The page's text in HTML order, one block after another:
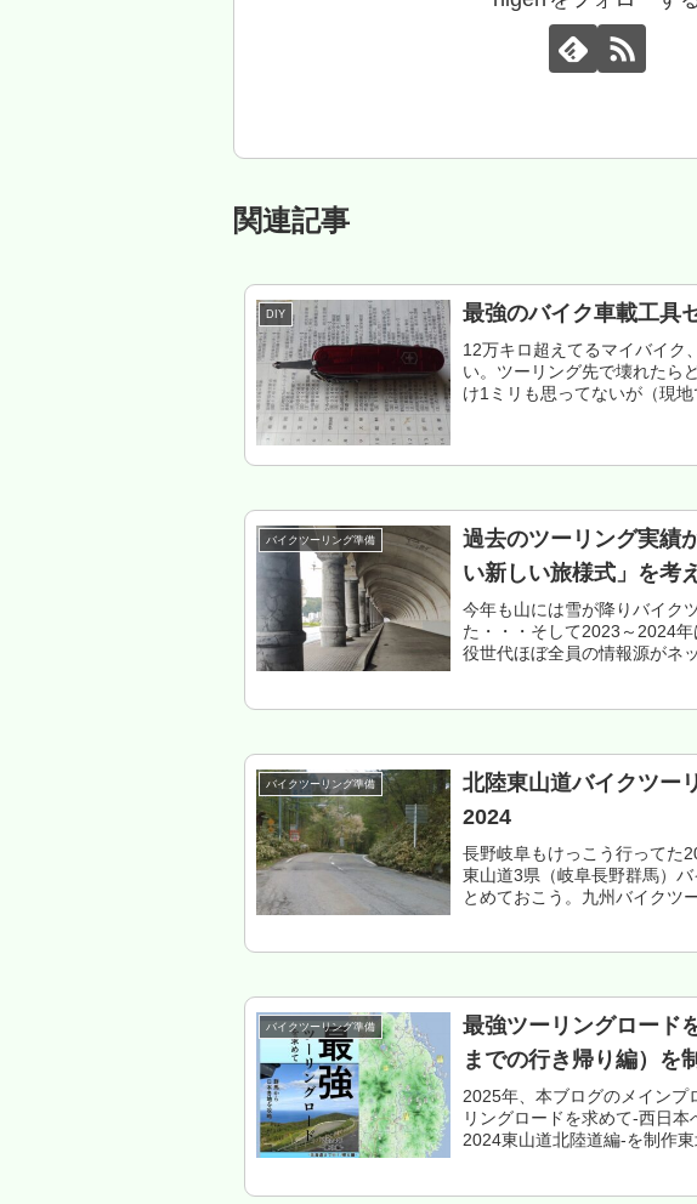
関連記事
DIY 最強のバイク車載工具
12万キロ超えてるマイバイク
い。ツーリング先で壊れたら
け1ミリも思ってないが（現
バイクツーリング準備
過去のツーリング実績
い新しい旅様式」を
今年も山には雪が降りバイク
た・・・そして2023～2024
役世代ほぼ全員の情報源がネ
バイクツーリング準備
北陸東山道バイクツー
2024
長野岐阜もけっこう行ってた
東山道3県（岐阜長野群馬）
とめておこう。九州バイクツ
バイクツーリング準備
最強ツーリングロード
までの行き帰り編）を
2025年、本ブログのメインプ
リングロードを求めて-西日
2024東山道北陸道編-を制作